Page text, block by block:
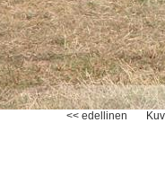
<< edellinen